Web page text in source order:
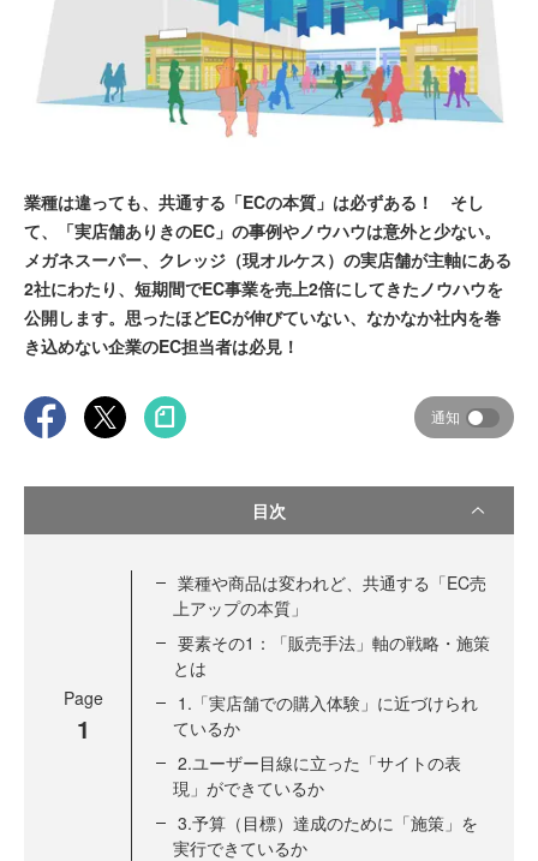
業種は違っても、共通する「ECの本質」は必ずある！ そし
て、「実店舗ありきのEC」の事例やノウハウは意外と少ない。
メガネスーパー、クレッジ（現オルケス）の実店舗が主軸にある
2社にわたり、短期間でEC事業を売上2倍にしてきたノウハウを
公開します。思ったほどECが伸びていない、なかなか社内を巻
き込めない企業のEC担当者は必見！
通知
目次
Page
1
業種や商品は変われど、共通する「EC売
上アップの本質」
要素その1：「販売手法」軸の戦略・施策
とは
1.「実店舗での購入体験」に近づけられ
ているか
2.ユーザー目線に立った「サイトの表
現」ができているか
3.予算（目標）達成のために「施策」を
実行できているか